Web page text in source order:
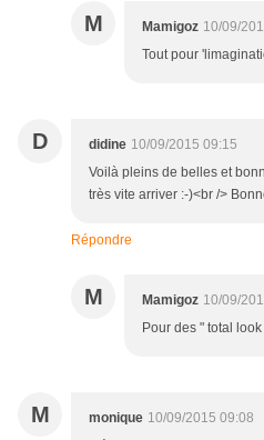
M Mamigoz 10/09/
Tout pour
D didine 10/09/2015 09:15
Voilà pleins de belles et
très vite arriver :-)<br />
Répondre
M Mamigoz 10/09/
Pour des " total
M monique 10/09/2015 09:08